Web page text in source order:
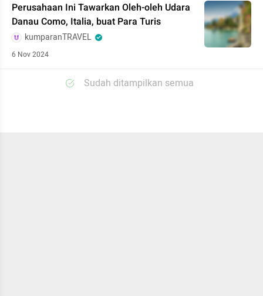
Perusahaan Ini Tawarkan Oleh-oleh Udara
Danau Como, Italia, buat Para Turis
kumparanTRAVEL
6 Nov 2024
Sudah ditampilkan semua